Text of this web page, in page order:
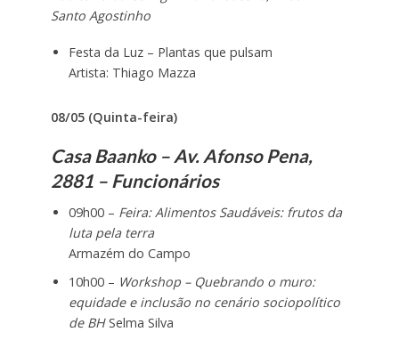
Santo Agostinho
Festa da Luz – Plantas que pulsam
Artista: Thiago Mazza
08/05 (Quinta-feira)
Casa Baanko – Av. Afonso Pena,
2881 – Funcionários
09h00 – Feira: Alimentos Saudáveis: frutos da
luta pela terra
Armazém do Campo
10h00 – Workshop – Quebrando o muro:
equidade e inclusão no cenário sociopolítico
de BHSelma Silva